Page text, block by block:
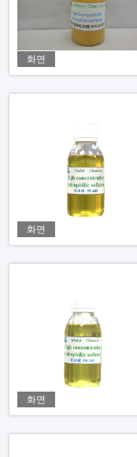
섬유 보조 물질 /
물에 대한 초농축
최상의
화면
화면
화면